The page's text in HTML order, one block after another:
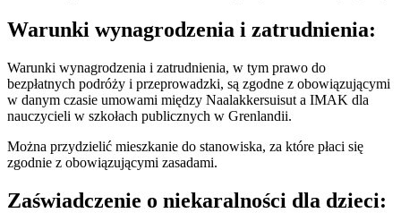
Warunki wynagrodzenia i zatrudnienia:
Warunki wynagrodzenia i zatrudnienia, w tym prawo do
bezpłatnych podróży i przeprowadzki, są zgodne z obowiązującymi
w danym czasie umowami między Naalakkersuisut a IMAK dla
nauczycieli w szkołach publicznych w Grenlandii.
Można przydzielić mieszkanie do stanowiska, za które płaci się
zgodnie z obowiązującymi zasadami.
Zaświadczenie o niekaralności dla dzieci: